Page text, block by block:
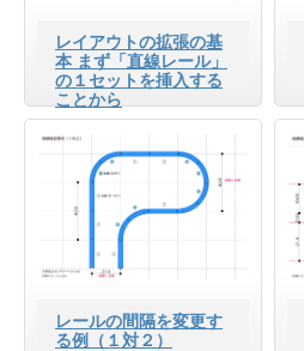
レイアウトの拡張の基
本 まず「直線レール」
の１セットを挿入する
ことから
レールの間隔を変更す
る例（１対２）